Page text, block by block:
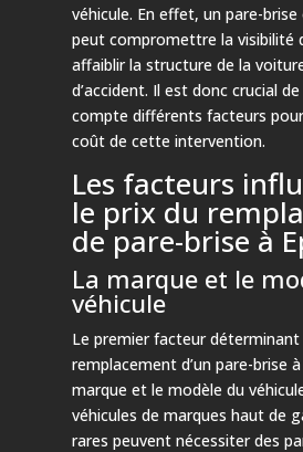
véhicule. En effet, un pare-
peut compromettre la visibilité
affaiblir la structure de la
d’accident. Il est donc crucial
compte différents facteurs
coût de cette intervention.
Les facteurs
le prix du
de pare-brise à
La marque et le
véhicule
Le premier facteur
remplacement d’un pare-brise
marque et le modèle du
véhicules de marques haut de
rares peuvent nécessiter des